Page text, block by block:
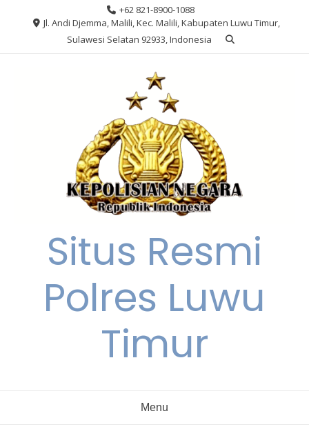
+62 821-8900-1088
Jl. Andi Djemma, Malili, Kec. Malili, Kabupaten Luwu Timur,
Sulawesi Selatan 92933, Indonesia
Situs Resmi
Polres Luwu
Timur
Menu